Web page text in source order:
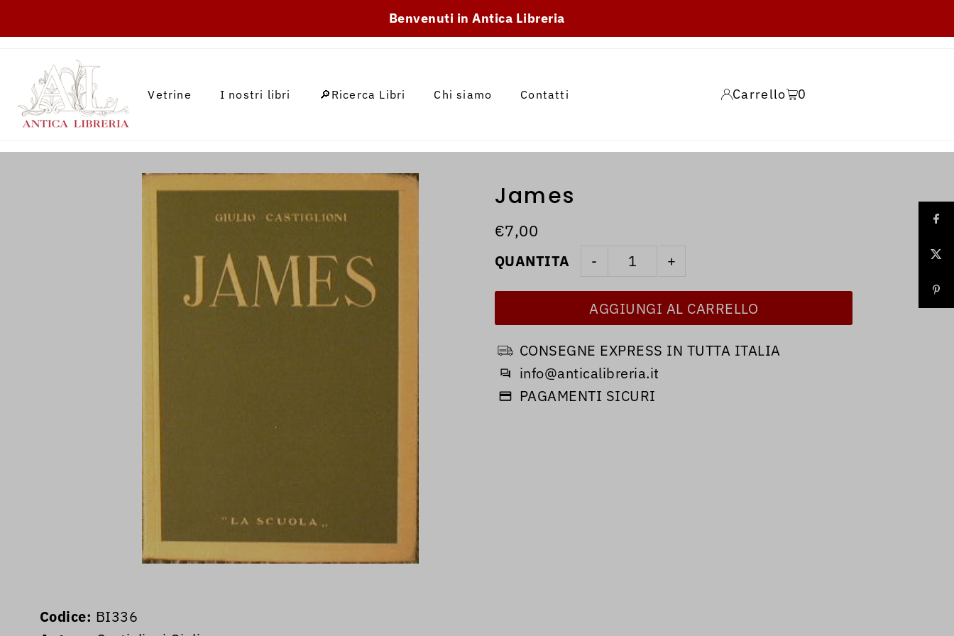
TRANSLATION MISSING: IT.ACCESSIBILITY.SKIP_TO_TEXTBenvenuti in Antica Libreria
Vetrine I nostri libri 🔎Ricerca Libri Chi siamo Contatti Carrello 0
James
€7,00
QUANTITA - +
CONSEGNE EXPRESS IN TUTTA ITALIA
info@anticalibreria.it
PAGAMENTI SICURI
Codice: BI336